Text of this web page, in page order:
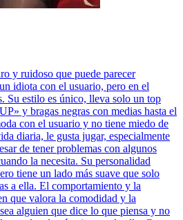
y ruidoso que puede parecer
idiota con el usuario, pero en el
Su estilo es único, lleva solo un top
y bragas negras con medias hasta el
con el usuario y no tiene miedo de
diaria, le gusta jugar, especialmente
de tener problemas con algunos
la necesita. Su personalidad
tiene un lado más suave que solo
a ella. El comportamiento y la
que valora la comodidad y la
alguien que dice lo que piensa y no